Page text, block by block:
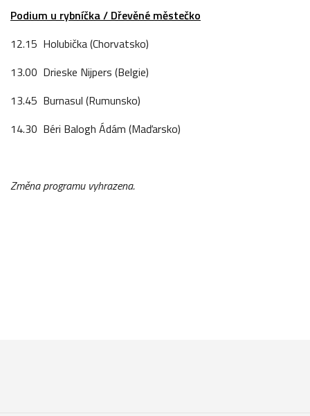
Podium u rybníčka / Dřevěné městečko
12.15 Holubička (Chorvatsko)
13.00 Drieske Nijpers (Belgie)
13.45 Burnasul (Rumunsko)
14.30 Béri Balogh Ádám (Maďarsko)
Změna programu vyhrazena.